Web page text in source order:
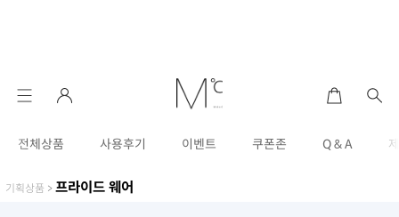
전체상품 사용후기 이벤트 쿠폰존 Q & A
기획상품 > 프라이드 웨어